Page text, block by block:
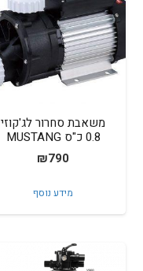
משאבת סחרור לג'קוזי
0.8 כ"ס MUSTANG
₪790
מידע נוסף